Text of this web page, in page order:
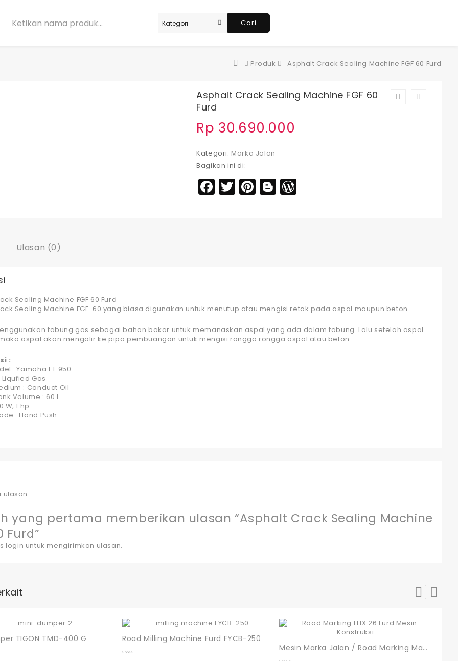
Cari
Produk Asphalt Crack Sealing Machine FGF 60 Furd
Asphalt Crack Sealing Machine FGF 60
Furd
Rp 30.690.000
Kategori: Marka Jalan
Bagikan ini di:
Facebook
Twitter
Pinterest
Blogger
Ulasan (0)
Sealing Machine FGF 60 Furd
Sealing Machine FGF-60 yang biasa digunakan untuk menutup atau mengisi retak pada aspal maupun beton.
tabung gas sebagai bahan bakar untuk memanaskan aspal yang ada dalam tabung. Lalu setelah aspal
aspal akan mengalir ke pipa pembuangan untuk mengisi rongga rongga aspal atau beton.
:
: Yamaha ET 950
Liqufied Gas
: Conduct Oil
Volume : 60 L
W, 1 hp
: Hand Push
ulasan.
yang pertama memberikan ulasan “Asphalt Crack Sealing Machine
Furd”
login untuk mengirimkan ulasan.
TIGON TMD-400 G Road Milling Machine Furd FYCB-250
Mesin Marka Jalan / Road Marking Machine FHX 26